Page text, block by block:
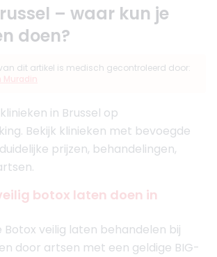
– waar kun je
doen?
dit artikel is medisch gecontroleerd door:
Muradin
in Brussel op
Bekijk klinieken met bevoegde
prijzen, behandelingen,
botox laten doen in
Botox veilig laten behandelen bij
door artsen met een geldige BIG-